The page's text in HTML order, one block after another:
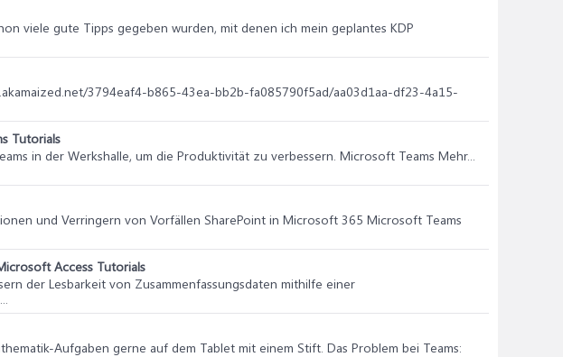
viele gute Tipps gegeben wurden, mit denen ich mein geplantes KDP
3794eaf4-b865-43ea-bb2b-fa085790f5ad/aa03d1aa-df23-4a15-
Tutorials
in der Werkshalle, um die Produktivität zu verbessern. Microsoft Teams Mehr...
und Verringern von Vorfällen SharePoint in Microsoft 365 Microsoft Teams
Access Tutorials
der Lesbarkeit von Zusammenfassungsdaten mithilfe einer
Aufgaben gerne auf dem Tablet mit einem Stift. Das Problem bei Teams: